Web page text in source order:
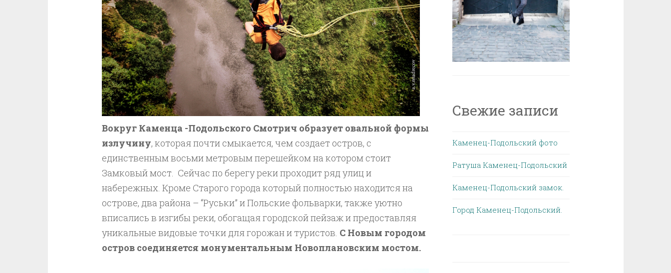
Вокруг Каменца -Подольского Смотрич образует овальной формы
излучину, которая почти смыкается, чем создает остров, с
единственным восьми метровым перешейком на котором стоит
Замковый мост. Сейчас по берегу реки проходит ряд улиц и
набережных. Кроме Старого города который полностью находится на
острове, два района – “Руськи” и Польские фольварки, также уютно
вписались в изгибы реки, обогащая городской пейзаж и предоставляя
уникальные видовые точки для горожан и туристов. С Новым городом
остров соединяется монументальным Новоплановским мостом.
Свежие записи
Каменец-Подольский фото
Ратуша Каменец-Подольский
Каменец-Подольский замок.
Город Каменец-Подольский.